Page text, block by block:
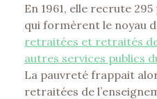
En 1961, elle recrute
qui formèrent le noyau
retraitées et retraités
autres services publics
La pauvreté frappait
retraitées de